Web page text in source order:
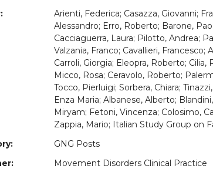
Arienti, Federica; Casazza, Giovanni;
Alessandro; Erro, Roberto; Barone,
Cacciaguerra, Laura; Pilotto, Andrea;
Valzania, Franco; Cavallieri, Francesco;
Carroli, Giorgia; Eleopra, Roberto;
Micco, Rosa; Ceravolo, Roberto;
Tocco, Pierluigi; Sorbera, Chiara;
Enza Maria; Albanese, Alberto;
Miryam; Fetoni, Vincenza; Colosimo,
Zappia, Mario; Italian Study Group on
GNG Posts
Movement Disorders Clinical Practice